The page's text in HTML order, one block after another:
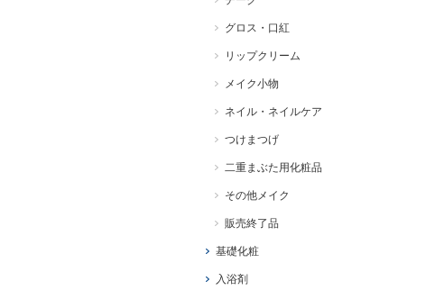
グロス・口紅
リップクリーム
メイク小物
ネイル・ネイルケア
つけまつげ
二重まぶた用化粧品
その他メイク
販売終了品
基礎化粧
入浴剤